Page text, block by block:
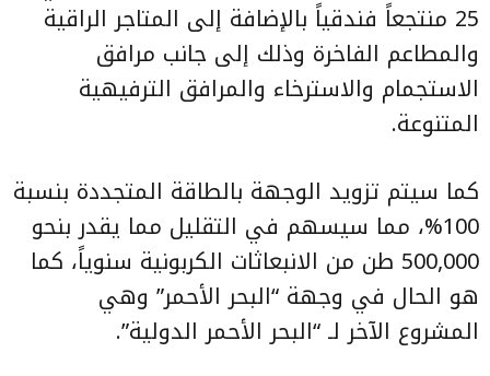
25 منتجعاً فندقياً بالإضافة إلى المتاجر الراقية
والمطاعم الفاخرة وذلك إلى جانب مرافق
الاستجمام والاسترخاء والمرافق الترفيهية
المتنوعة.
كما سيتم تزويد الوجهة بالطاقة المتجددة بنسبة
100%، مما سيسهم في التقليل مما يقدر بنحو
500,000 طن من الانبعاثات الكربونية سنوياً، كما
هو الحال في وجهة “البحر الأحمر” وهي
المشروع الآخر لـ “البحر الأحمر الدولية”.